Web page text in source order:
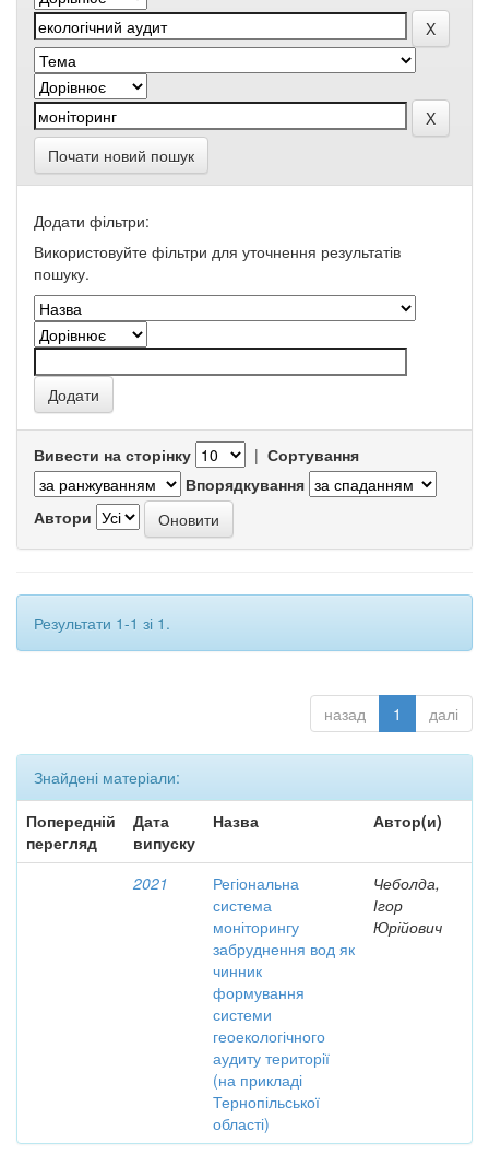
Почати новий пошук
Додати фільтри:
Використовуйте фільтри для уточнення результатів
пошуку.
Вивести на сторінку | Сортування
Впорядкування
Автори
Результати 1-1 зі 1.
назад 1 далі
Знайдені матеріали:
Попередній
перегляд
Дата
випуску
Назва Автор(и)
2021
Регіональна
система
моніторингу
забруднення вод як
чинник
формування
системи
геоекологічного
аудиту території
(на прикладі
Тернопільської
області)
Чеболда,
Ігор
Юрійович